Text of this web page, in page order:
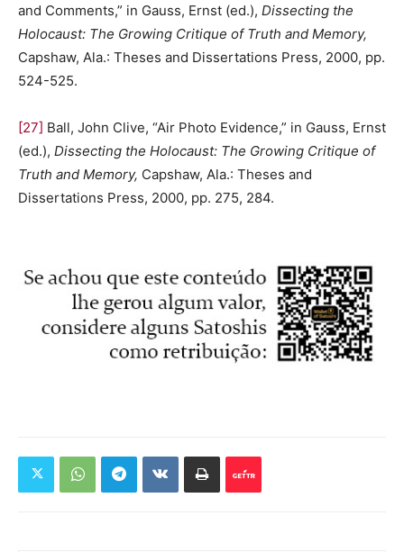
and Comments,” in Gauss, Ernst (ed.), Dissecting the
Holocaust: The Growing Critique of Truth and Memory,
Capshaw, Ala.: Theses and Dissertations Press, 2000, pp.
524-525.
[27] Ball, John Clive, “Air Photo Evidence,” in Gauss, Ernst
(ed.), Dissecting the Holocaust: The Growing Critique of
Truth and Memory, Capshaw, Ala.: Theses and
Dissertations Press, 2000, pp. 275, 284.